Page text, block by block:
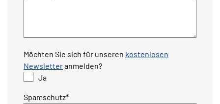
Möchten Sie sich für unseren kostenlosen
Newsletteranmelden?
Ja
Pflichtfeld
Spamschutz*